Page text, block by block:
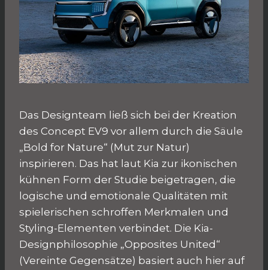
Das Designteam ließ sich bei der Kreation
des Concept EV9 vor allem durch die Säule
„Bold for Nature“ (Mut zur Natur)
inspirieren. Das hat laut Kia zur ikonischen
kühnen Form der Studie beigetragen, die
logische und emotionale Qualitäten mit
spielerischen schroffen Merkmalen und
Styling-Elementen verbindet. Die Kia-
Designphilosophie „Opposites United“
(Vereinte Gegensätze) basiert auch hier auf